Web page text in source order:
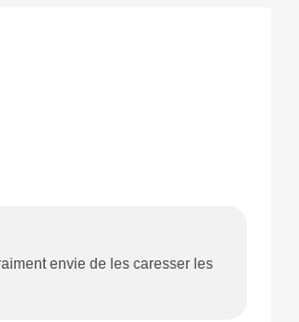
envie de les caresser les